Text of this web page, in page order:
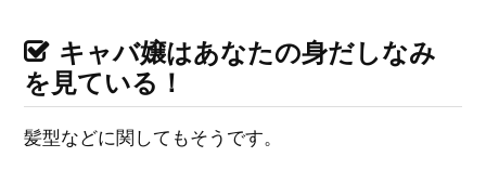
キャバ嬢はあなたの身だしなみ
を見ている！
髪型などに関してもそうです。